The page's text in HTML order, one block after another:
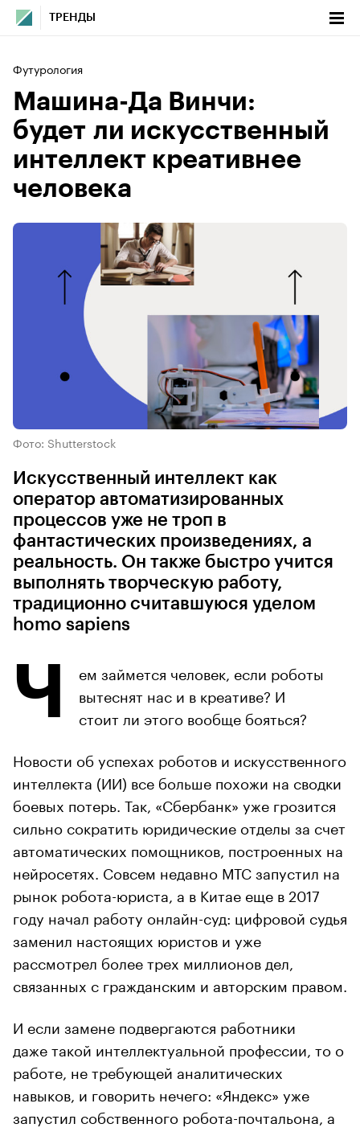
ТРЕНДЫ
Футурология
Машина-Да Винчи:
будет ли искусственный
интеллект креативнее
человека
Фото: Shutterstock
Искусственный интеллект как
оператор автоматизированных
процессов уже не троп в
фантастических произведениях, а
реальность. Он также быстро учится
выполнять творческую работу,
традиционно считавшуюся уделом
homo sapiens
Ч
ем займется человек, если роботы
вытеснят нас и в креативе? И
стоит ли этого вообще бояться?
Новости об успехах роботов и искусственного
интеллекта (ИИ) все больше похожи на сводки
боевых потерь. Так, «Сбербанк» уже грозится
сильно сократить юридические отделы за счет
автоматических помощников, построенных на
нейросетях. Совсем недавно МТС запустил на
рынок робота-юриста, а в Китае еще в 2017
году начал работу онлайн-суд: цифровой судья
заменил настоящих юристов и уже
рассмотрел более трех миллионов дел,
связанных с гражданским и авторским правом.
И если замене подвергаются работники
даже такой интеллектуальной профессии, то о
работе, не требующей аналитических
навыков, и говорить нечего: «Яндекс» уже
запустил собственного робота-почтальона, а